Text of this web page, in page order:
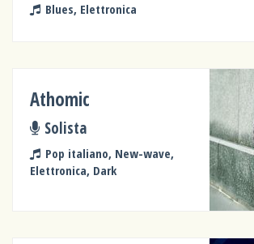
Blues, Elettronica
Athomic
Solista
Pop italiano, New-wave,
Elettronica, Dark